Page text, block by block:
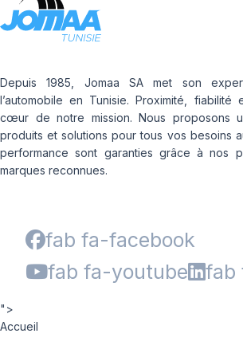
Depuis 1985, Jomaa SA met son
l’automobile en Tunisie. Proximité, fiabilité
cœur de notre mission. Nous proposons
produits et solutions pour tous vos besoins
performance sont garanties grâce à nos
marques reconnues.
fab fa-facebook
fab fa-youtube
fab
">
Accueil